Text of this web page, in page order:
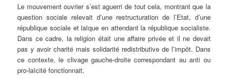
Le mouvement ouvrier s’est aguerri de tout cela, montrant que la
question sociale relevait d’une restructuration de l’Etat, d’une
république sociale et laïque en attendant la république socialiste.
Dans ce cadre, la religion était une affaire privée et il ne devait
pas y avoir charité mais solidarité redistributive de l’impôt. Dans
ce contexte, le clivage gauche-droite correspondant au anti ou
pro-laïcité fonctionnait.